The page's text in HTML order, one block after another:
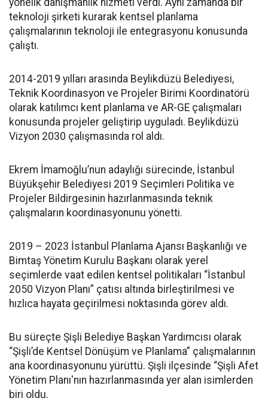
yönelik danışmanlık hizmeti verdi. Aynı zamanda bir
teknoloji şirketi kurarak kentsel planlama
çalışmalarının teknoloji ile entegrasyonu konusunda
çalıştı.
2014-2019 yılları arasında Beylikdüzü Belediyesi,
Teknik Koordinasyon ve Projeler Birimi Koordinatörü
olarak katılımcı kent planlama ve AR-GE çalışmaları
konusunda projeler geliştirip uyguladı. Beylikdüzü
Vizyon 2030 çalışmasında rol aldı.
Ekrem İmamoğlu’nun adaylığı sürecinde, İstanbul
Büyükşehir Belediyesi 2019 Seçimleri Politika ve
Projeler Bildirgesinin hazırlanmasında teknik
çalışmaların koordinasyonunu yönetti.
2019 – 2023 İstanbul Planlama Ajansı Başkanlığı ve
Bimtaş Yönetim Kurulu Başkanı olarak yerel
seçimlerde vaat edilen kentsel politikaları “İstanbul
2050 Vizyon Planı” çatısı altında birleştirilmesi ve
hızlıca hayata geçirilmesi noktasında görev aldı.
Bu süreçte Şişli Belediye Başkan Yardımcısı olarak
“Şişli’de Kentsel Dönüşüm ve Planlama” çalışmalarının
ana koordinasyonunu yürüttü. Şişli ilçesinde “Şişli Afet
Yönetim Planı'nın hazırlanmasında yer alan isimlerden
biri oldu.